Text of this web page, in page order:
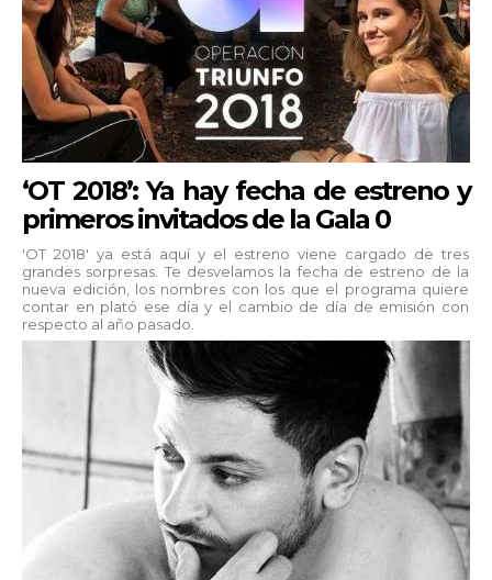
‘OT 2018’: Ya hay fecha de estreno y
primeros invitados de la Gala 0
'OT 2018' ya está aquí y el estreno viene cargado de tres
grandes sorpresas. Te desvelamos la fecha de estreno de la
nueva edición, los nombres con los que el programa quiere
contar en plató ese día y el cambio de día de emisión con
respecto al año pasado.